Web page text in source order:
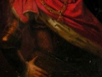
Вернуться в статью: